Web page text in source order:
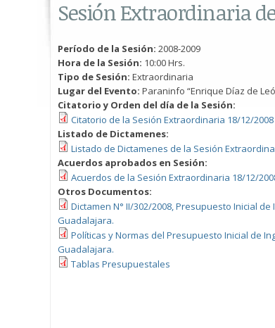
Sesión Extraordinaria
Período de la Sesión: 2008-2009
Hora de la Sesión: 10:00 Hrs.
Tipo de Sesión: Extraordinaria
Lugar del Evento: Paraninfo “Enrique Díaz de
Citatorio y Orden del día de la Sesión:
Citatorio de la Sesión Extraordinaria 18/12/2008
Listado de Dictamenes:
Listado de Dictamenes de la Sesión
Acuerdos aprobados en Sesión:
Acuerdos de la Sesión Extraordinaria 18/12/
Otros Documentos:
Dictamen N° II/302/2008, Presupuesto Inicial
Guadalajara.
Políticas y Normas del Presupuesto Inicial de
Guadalajara.
Tablas Presupuestales